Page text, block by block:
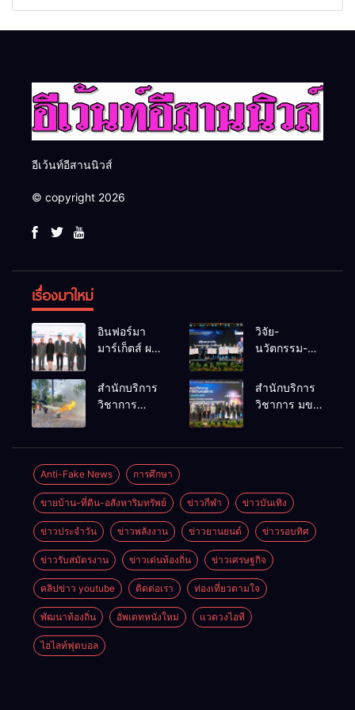
อีเว้นท์อีสานนิวส์
© copyright 2026
เรื่องมาใหม่
อินฟอร์มา
มาร์เก็ตส์ ผนึก
ธุรกิจท่อง
เที่ยว-บริการ
Thailand
2026 เชื่อม 4
งานใหญ่
สร้างโอกาส
ธุรกิจครบ
วงจร ด้วยครับ
วิจัย-
นวัตกรรม-
คือโอกาสใหม่
ของคนพิการ
เศรษฐกิจ
สำนักบริการ
วิชาการ
เพลิงขั้นต้น”
ยกระดับ
ศักยภาพเจ้า
หน้าที่ท้องถิ่น
รับมืออัคคีภัย
ตามมาตรฐาน
สากล
สำนักบริการ
วิชาการ มข.
เวทีระดับชาติ
NCPD 2026
เปลี่ยน “ผ้า
เหลือ” สู่ราย
ได้ที่ยั่งยืน
Anti-Fake News การศึกษา
ขายบ้าน-ที่ดิน-อสังหาริมทรัพย์ ข่าวกีฬา ข่าวบันเทิง
ข่าวประจำวัน ข่าวพลังงาน ข่าวยานยนต์ ข่าวรอบทิศ
ข่าวรับสมัตรงาน ข่าวเด่นท้องถิ่น ข่าวเศรษฐกิจ
คลิปข่าว youtube ติดต่อเรา ท่องเที่ยวตามใจ
พัฒนาท้องถิ่น อัพเดทหนังใหม่ แวดวงไอที
ไฮไลท์ฟุตบอล